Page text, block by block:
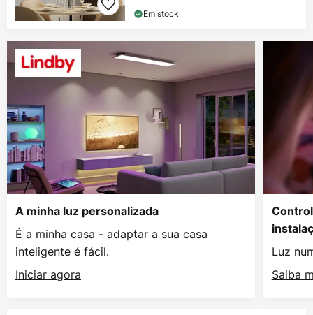
Em stock
A minha luz personalizada
É a minha casa - adaptar a sua casa
inteligente é fácil.
Iniciar agora
Luz
Saiba